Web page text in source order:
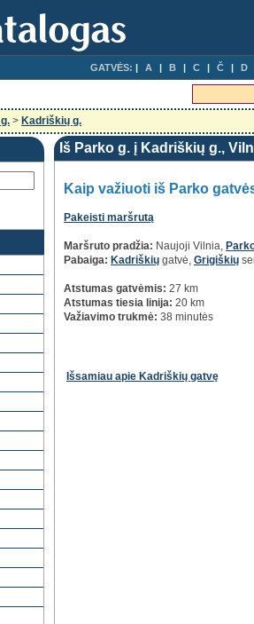
GATVĖS: A B C Č D
> Kadriškių g.
Iš Parko g. į Kadriškių g.,
Kaip važiuoti iš Parko
Pakeisti maršrutą
Maršruto pradžia: Naujoji Vilnia,
Pabaiga: Kadriškių gatvė, Grigiškių
Atstumas gatvėmis: 27 km
Atstumas tiesia linija: 20 km
Važiavimo trukmė: 38 minutės
Išsamiau apie Kadriškių gatvę